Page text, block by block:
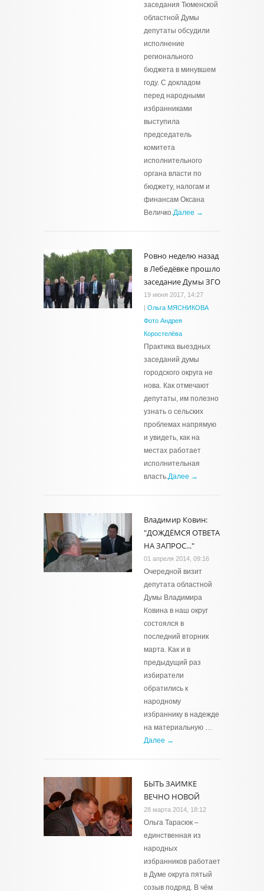
заседания Тюменской
областной Думы
депутаты обсудили
исполнение
регионального
бюджета в минувшем
году. С докладом
перед народными
избранниками
выступила
председатель
комитета
исполнительного
органа власти по
бюджету, налогам и
финансам Оксана
Величко.Далее →
Ровно неделю назад
в Лебедёвке прошло
заседание Думы ЗГО
19 июня 2017, 14:27
| Ольга МЯСНИКОВА
Фото Андрея
Коростелёва
Практика выездных
заседаний думы
городского округа не
нова. Как отмечают
депутаты, им полезно
узнать о сельских
проблемах напрямую
и увидеть, как на
местах работает
исполнительная
власть.Далее →
Владимир Ковин:
"ДОЖДЁМСЯ ОТВЕТА
НА ЗАПРОС..."
01 апреля 2014, 09:16
Очередной визит
депутата областной
Думы Владимира
Ковина в наш округ
состоялся в
последний вторник
марта. Как и в
предыдущий раз
избиратели
обратились к
народному
избраннику в надежде
на материальную …
Далее →
БЫТЬ ЗАИМКЕ
ВЕЧНО НОВОЙ
28 марта 2014, 18:12
Ольга Тарасюк –
единственная из
народных
избранников работает
в Думе округа пятый
созыв подряд. В чём